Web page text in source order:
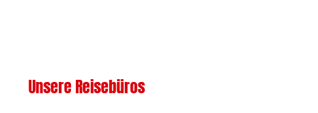
Unsere Reisebüros